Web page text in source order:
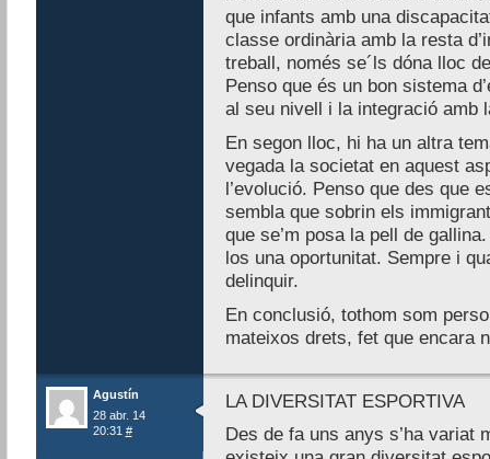
que infants amb una
classe ordinària amb la resta
treball, només se´ls dóna lloc
Penso que és un bon sistema
al seu nivell i la integració amb
En segon lloc, hi ha un altra
vegada la societat en aquest
l’evolució. Penso que des que
sembla que sobrin els
que se’m posa la pell de
los una oportunitat. Sempre i
delinquir.
En conclusió, tothom som
mateixos drets, fet que encara
Agustín
28 abr. 14
20:31 #
LA DIVERSITAT ESPORTIVA
Des de fa uns anys s’ha variat